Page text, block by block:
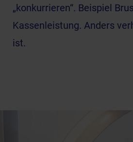
„konkurrieren“. Beispiel
Kassenleistung. Anders
ist.